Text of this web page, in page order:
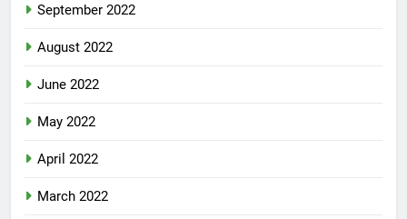
September 2022
August 2022
June 2022
May 2022
April 2022
March 2022